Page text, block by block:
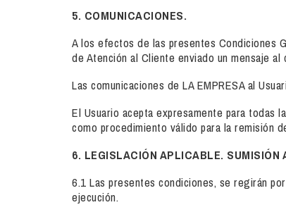
5. COMUNICACIONES.
A los efectos de las presentes Condiciones
de Atención al Cliente enviado un mensaje
Las comunicaciones de LA EMPRESA al
El Usuario acepta expresamente para todas
como procedimiento válido para la remisión
6. LEGISLACIÓN APLICABLE. SUMISIÓN
6.1 Las presentes condiciones, se regirán
ejecución.